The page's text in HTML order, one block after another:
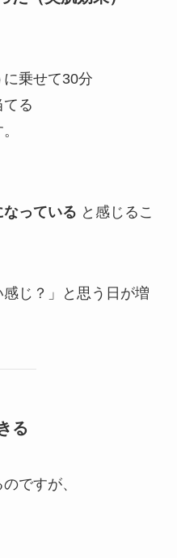
に乗せて30分
てる
っている と感じるこ
じ？」と思う日が増
る
ですが、